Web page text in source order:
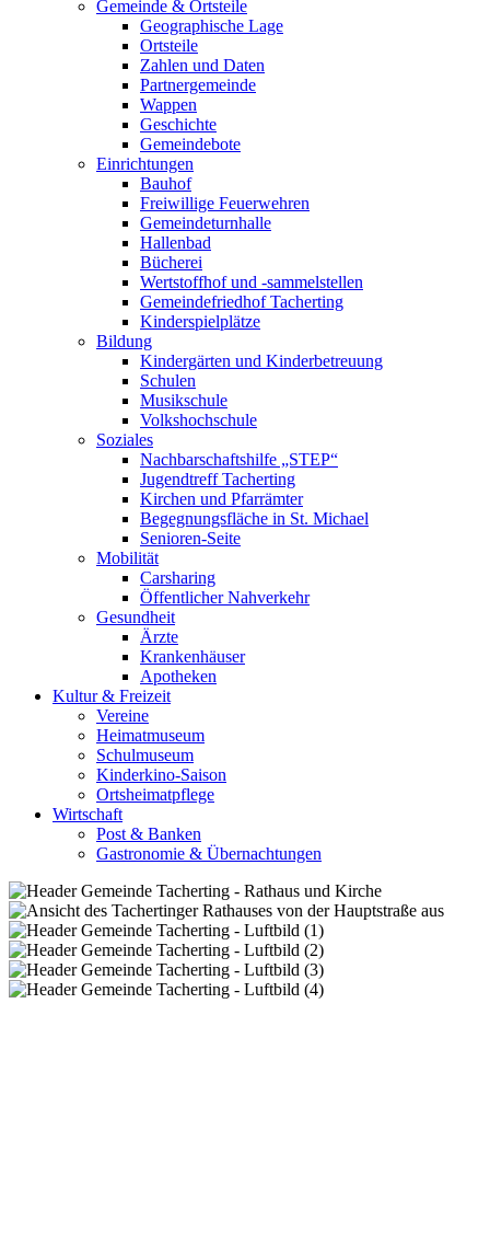
Gemeinde & Ortsteile
Geographische Lage
Ortsteile
Zahlen und Daten
Partnergemeinde
Wappen
Geschichte
Gemeindebote
Einrichtungen
Bauhof
Freiwillige Feuerwehren
Gemeindeturnhalle
Hallenbad
Bücherei
Wertstoffhof und -sammelstellen
Gemeindefriedhof Tacherting
Kinderspielplätze
Bildung
Kindergärten und Kinderbetreuung
Schulen
Musikschule
Volkshochschule
Soziales
Nachbarschaftshilfe „STEP“
Jugendtreff Tacherting
Kirchen und Pfarrämter
Begegnungsfläche in St. Michael
Senioren-Seite
Mobilität
Carsharing
Öffentlicher Nahverkehr
Gesundheit
Ärzte
Krankenhäuser
Apotheken
Kultur & Freizeit
Vereine
Heimatmuseum
Schulmuseum
Kinderkino-Saison
Ortsheimatpflege
Wirtschaft
Post & Banken
Gastronomie & Übernachtungen